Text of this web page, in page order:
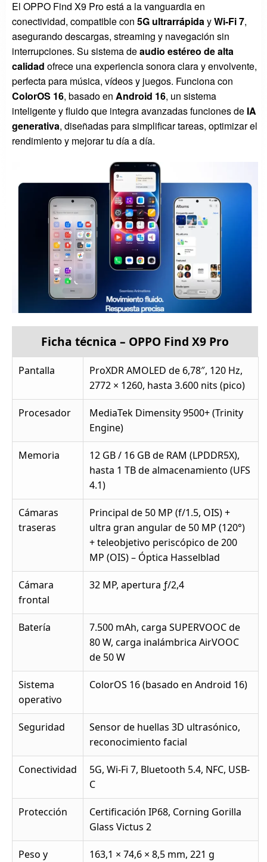
El OPPO Find X9 Pro está a la vanguardia en
conectividad, compatible con 5G ultrarrápidayWi-Fi 7,
asegurando descargas, streaming y navegación sin
interrupciones. Su sistema deaudio estéreo de alta
calidad ofrece una experiencia sonora clara y envolvente,
perfecta para música, vídeos y juegos. Funciona con
ColorOS 16, basado en Android 16, un sistema
inteligente y fluido que integra avanzadas funciones de IA
generativa, diseñadas para simplificar tareas, optimizar el
rendimiento y mejorar tu día a día.
Ficha técnica – OPPO Find X9 Pro
Pantalla
ProXDR AMOLED de 6,78″, 120 Hz,
2772 × 1260, hasta 3.600 nits (pico)
Procesador
MediaTek Dimensity 9500+ (Trinity
Engine)
Memoria
12 GB / 16 GB de RAM (LPDDR5X),
hasta 1 TB de almacenamiento (UFS
4.1)
Cámaras
traseras
Principal de 50 MP (f/1.5, OIS) +
ultra gran angular de 50 MP (120°)
+ teleobjetivo periscópico de 200
MP (OIS) – Óptica Hasselblad
Cámara
frontal
32 MP, apertura ƒ/2,4
Batería
7.500 mAh, carga SUPERVOOC de
80 W, carga inalámbrica AirVOOC
de 50 W
Sistema
operativo
ColorOS 16 (basado en Android 16)
Seguridad
Sensor de huellas 3D ultrasónico,
reconocimiento facial
Conectividad
5G, Wi-Fi 7, Bluetooth 5.4, NFC, USB-
C
Protección
Certificación IP68, Corning Gorilla
Glass Victus 2
Peso y
163,1 × 74,6 × 8,5 mm, 221 g